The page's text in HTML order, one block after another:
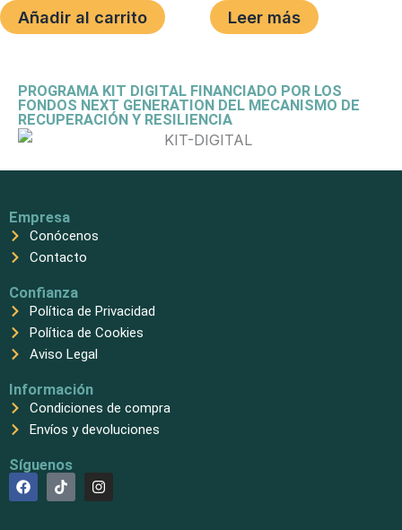
Añadir al carrito Leer más
PROGRAMA KIT DIGITAL FINANCIADO POR LOS
FONDOS NEXT GENERATION DEL MECANISMO DE
RECUPERACIÓN Y RESILIENCIA
Empresa
Conócenos
Contacto
Confianza
Política de Privacidad
Política de Cookies
Aviso Legal
Información
Condiciones de compra
Envíos y devoluciones
Síguenos
F
a
T
i
I
n